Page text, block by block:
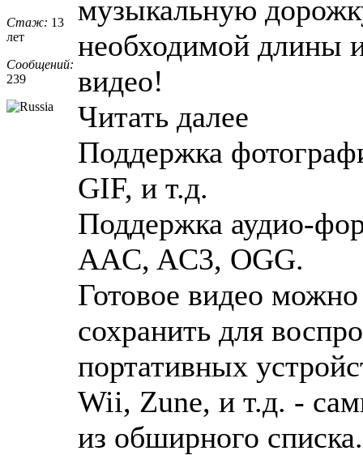
Стаж: 13
лет
Сообщений:
239
музыкальную
необходимой длины
видео!
Читать далее
Поддержка
GIF, и т.д.
Поддержка аудио-
AAC, AC3, OGG.
Готовое видео
сохранить для
портативных
Wii, Zune, и т.д. -
из обширного списка.